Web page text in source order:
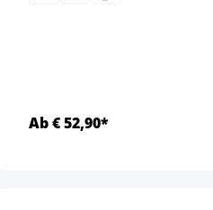
Ab € 52,90*